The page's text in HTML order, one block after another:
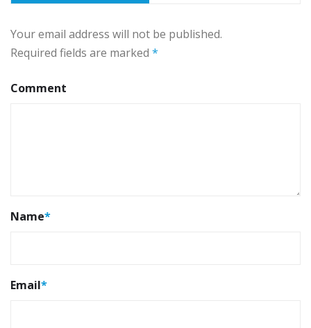
Your email address will not be published.
Required fields are marked *
Comment
Name*
Email*